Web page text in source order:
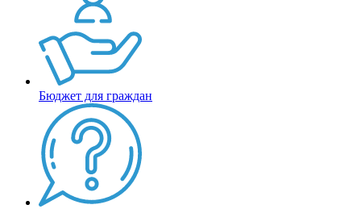
Бюджет для граждан